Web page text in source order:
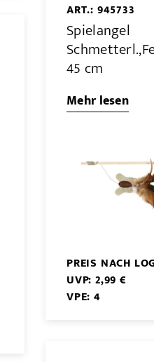
ART.: 945733
Spielangel
45 cm
Mehr lesen
PREIS NACH
UVP: 2,99 €
VPE: 4